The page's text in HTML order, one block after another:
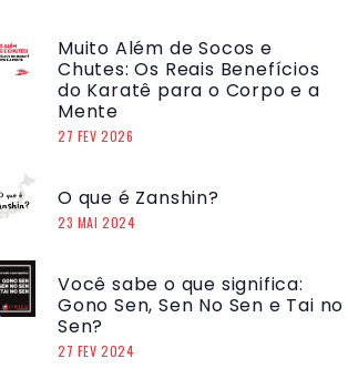
Muito Além de Socos e
Chutes: Os Reais Benefícios
do Karatê para o Corpo e a
Mente
27 FEV 2026
O que é Zanshin?
23 MAI 2024
Você sabe o que significa:
Gono Sen, Sen No Sen e Tai no
Sen?
27 FEV 2024